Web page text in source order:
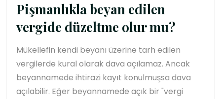
Pişmanlıkla beyan edilen
vergide düzeltme olur mu?
Mükellefin kendi beyanı üzerine tarh edilen
vergilerde kural olarak dava açılamaz. Ancak
beyannamede ihtirazi kayıt konulmuşsa dava
açılabilir. Eğer beyannamede açık bir "vergi